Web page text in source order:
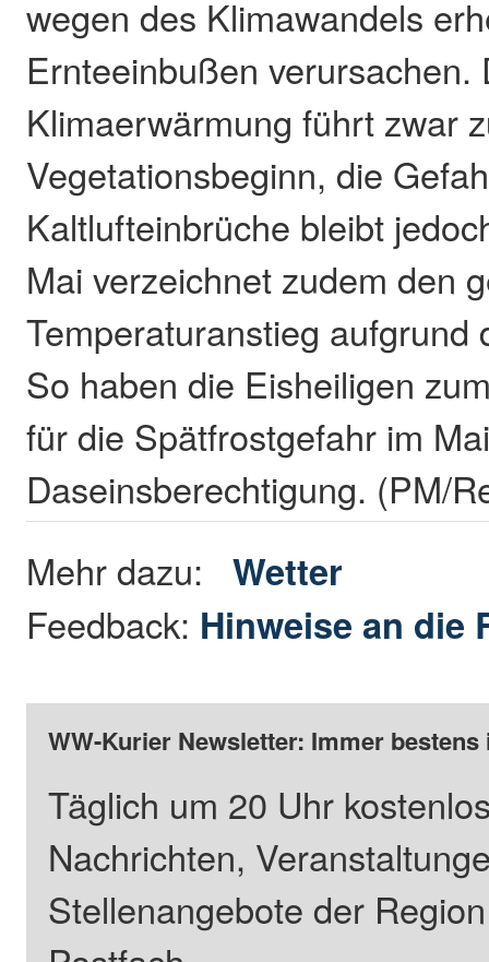
wegen des Klimawandels
Ernteeinbußen verursachen.
Klimaerwärmung führt zwar
Vegetationsbeginn, die
Kaltlufteinbrüche bleibt
Mai verzeichnet zudem den
Temperaturanstieg aufgrund
So haben die Eisheiligen
für die Spätfrostgefahr im
Daseinsberechtigung. (PM/
Mehr dazu:Wetter
Feedback: Hinweise an die
WW-Kurier Newsletter: Immer
Täglich um 20 Uhr
Nachrichten,
Stellenangebote der